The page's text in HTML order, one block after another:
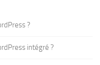
?
intégré ?